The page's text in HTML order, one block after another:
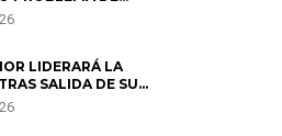
DE SEPARARSE DE
ENCONTRARON UN
LIDERARÁ LA
SALIDA DE SU
CON